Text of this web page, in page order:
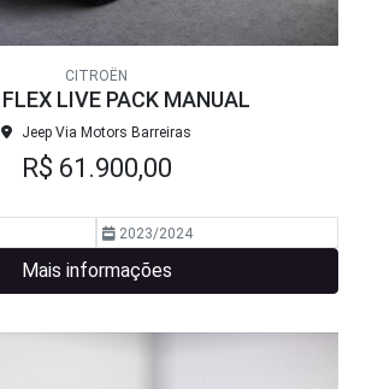
CITROËN
LIVE PACK MANUAL
Jeep Via Motors Barreiras
R$ 61.900,00
2023/2024
Mais informações